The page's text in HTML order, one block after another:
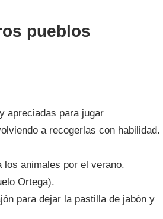
pueblos
apreciadas para jugar
a recogerlas con habilidad.
animales por el verano.
Ortega).
para dejar la pastilla de jabón y